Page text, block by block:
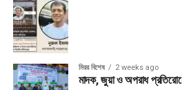
মিরর বিশেষ 2 weeks ago
মাদক, জুয়া ও অপরাধ